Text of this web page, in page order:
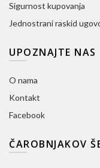
Sigurnost kupovanja
Jednostrani raskid
UPOZNAJTE NAS
O nama
Kontakt
Facebook
ČAROBNJAKOV